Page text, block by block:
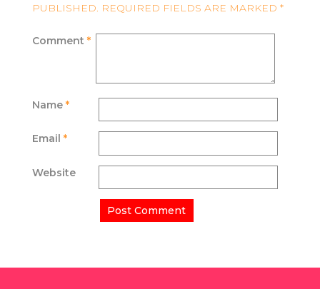
PUBLISHED. REQUIRED FIELDS ARE MARKED *
Comment *
Name *
Email *
Website